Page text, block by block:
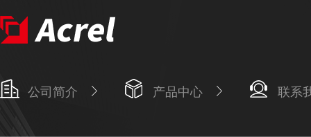
公司简介 产品中心 联系